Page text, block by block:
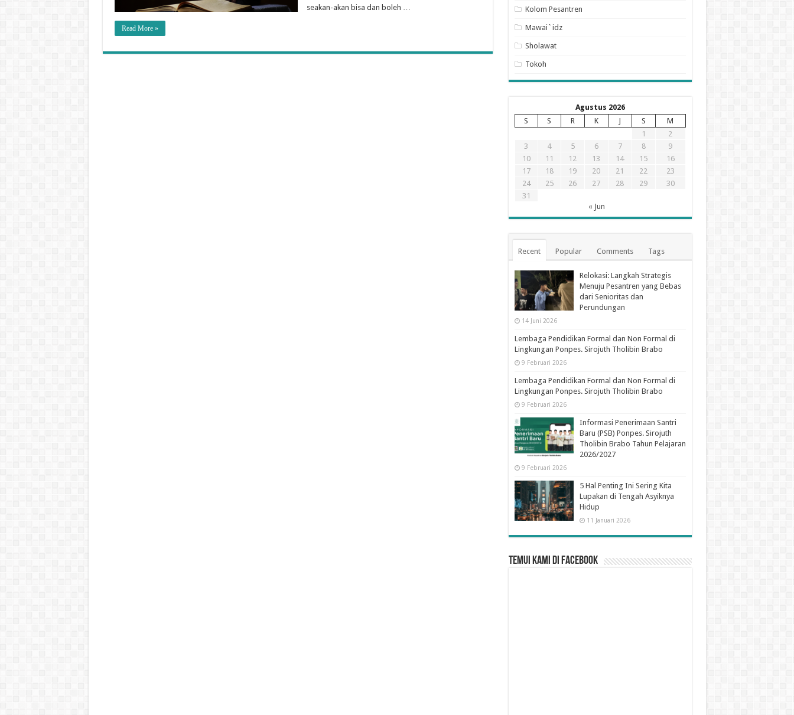
seakan-akan bisa dan boleh …
Read More »
Kolom Pesantren
Mawai`idz
Sholawat
Tokoh
Agustus 2026
S
S R K J S
M
1
2
3
4 5 6 7 8
9
10
11 12 13 14 15
16
17
18 19 20 21 22
23
24
25 26 27 28 29
30
31
« Jun
Recent Popular Comments Tags
Relokasi: Langkah Strategis
Menuju Pesantren yang Bebas
dari Senioritas dan
Perundungan
14 Juni 2026
Lembaga Pendidikan Formal dan Non Formal di
Lingkungan Ponpes. Sirojuth Tholibin Brabo
9 Februari 2026
Lembaga Pendidikan Formal dan Non Formal di
Lingkungan Ponpes. Sirojuth Tholibin Brabo
9 Februari 2026
Informasi Penerimaan Santri
Baru (PSB) Ponpes. Sirojuth
Tholibin Brabo Tahun Pelajaran
2026/2027
9 Februari 2026
5 Hal Penting Ini Sering Kita
Lupakan di Tengah Asyiknya
Hidup
11 Januari 2026
Temui Kami di Facebook